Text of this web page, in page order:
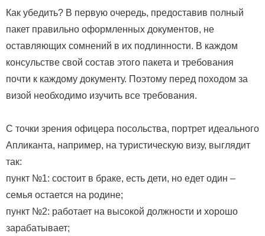
Как убедить? В первую очередь, предоставив полный
пакет правильно оформленных документов, не
оставляющих сомнений в их подлинности. В каждом
консульстве свой состав этого пакета и требования
почти к каждому документу. Поэтому перед походом за
визой необходимо изучить все требования.
С точки зрения офицера посольства, портрет идеального
Апликанта, например, на туристическую визу, выглядит
так:
пункт №1: состоит в браке, есть дети, но едет один –
семья остается на родине;
пункт №2: работает на высокой должности и хорошо
зарабатывает;